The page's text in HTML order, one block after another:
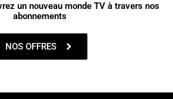
un nouveau monde TV à travers nos
abonnements
NOS OFFRES